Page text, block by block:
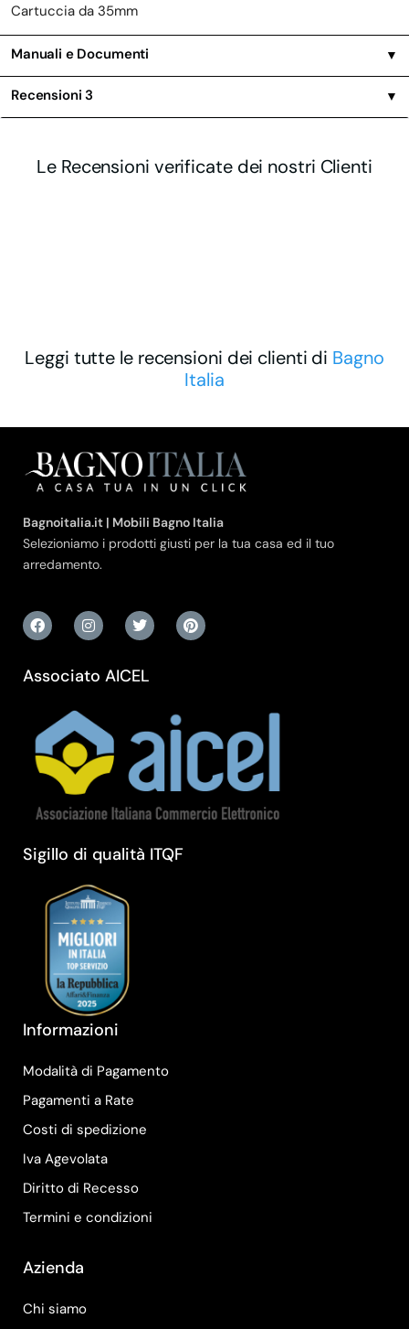
Cartuccia da 35mm
Manuali e Documenti ▼
Recensioni3 ▼
Le Recensioni verificate dei nostri Clienti
Leggi tutte le recensioni dei clienti di Bagno
Italia
Bagnoitalia.it | Mobili Bagno Italia
Selezioniamo i prodotti giusti per la tua casa ed il tuo
arredamento.
Associato AICEL
Sigillo di qualità ITQF
Informazioni
Modalità di Pagamento
Pagamenti a Rate
Costi di spedizione
Iva Agevolata
Diritto di Recesso
Termini e condizioni
Azienda
Chi siamo